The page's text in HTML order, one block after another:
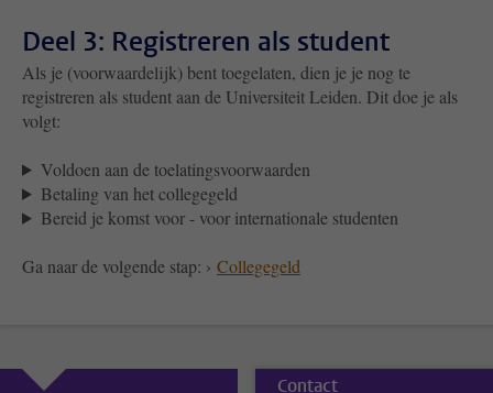
Deel 3: Registreren als student
Als je (voorwaardelijk) bent toegelaten, dien je je nog te
registreren als student aan de Universiteit Leiden. Dit doe je als
volgt:
Voldoen aan de toelatingsvoorwaarden
Betaling van het collegegeld
Bereid je komst voor - voor internationale studenten
Ga naar de volgende stap: › Collegegeld
Contact